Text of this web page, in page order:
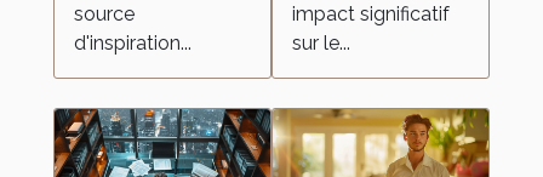
source
d'inspiration...
impact significatif
sur le...